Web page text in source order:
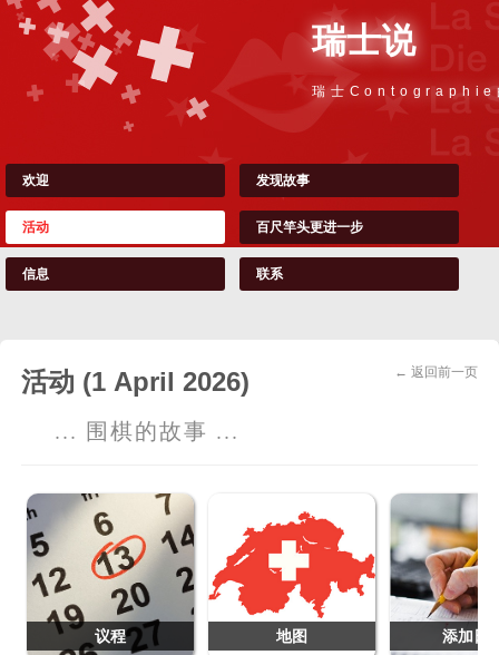
瑞士说
瑞士Contographie
欢迎 发现故事
活动 百尺竿头更进一步
信息 联系
← 返回前一页
活动 (1 April 2026)
... 围棋的故事 ...
议程 地图 添加日